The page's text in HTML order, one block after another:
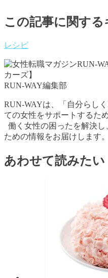
この記事に関する
レシピ
RUN-WAY編集部
RUN-WAYは、「自分らし
ての女性をサポートするた
働く女性の困ったを解決し
ための情報をお届けします
あわせて読みたい